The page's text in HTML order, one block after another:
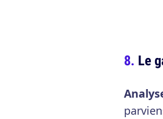
Le